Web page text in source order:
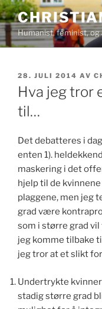
Gå
til
innholdHumanist, feminist, og
PUBLISERT
28. JULI 2014 AV
Hva jeg tror
til…
Det debatteres i
enten 1).
maskering i det
hjelp til de
plaggene, men jeg
grad være
som i større grad vil
jeg komme tilbake
jeg tror at et slikt
Undertrykte
stadig større grad